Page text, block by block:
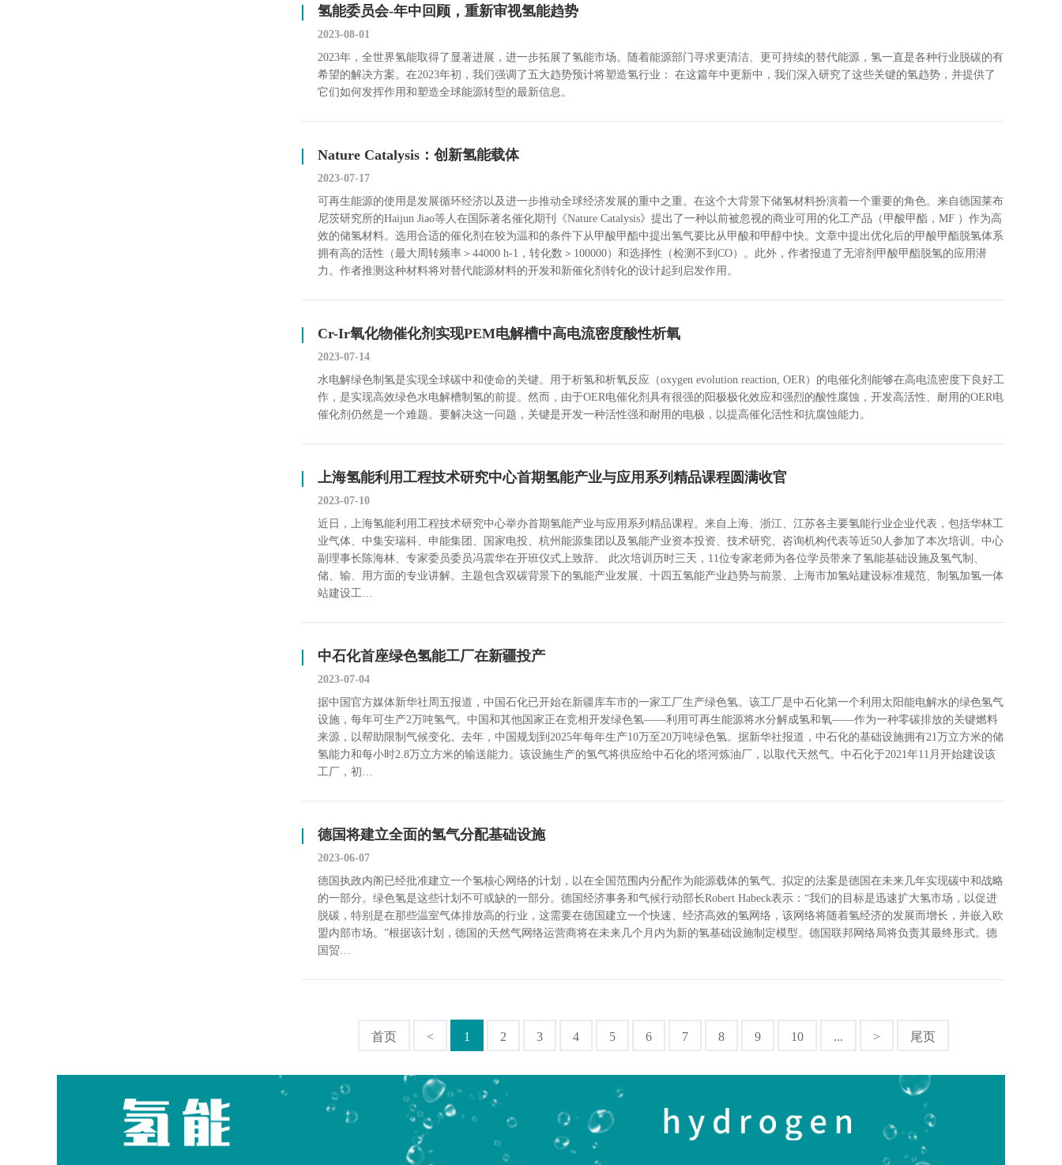
氢能委员会-年中回顾，重新审视氢能趋势
2023-08-01
2023年，全世界氢能取得了显著进展，进一步拓展了氢能市场。随着能源部门寻求更清洁、更可持续的替代能源，氢一直是各种行业脱碳的有
希望的解决方案。在2023年初，我们强调了五大趋势预计将塑造氢行业： 在这篇年中更新中，我们深入研究了这些关键的氢趋势，并提供了
它们如何发挥作用和塑造全球能源转型的最新信息。
Nature Catalysis：创新氢能载体
2023-07-17
可再生能源的使用是发展循环经济以及进一步推动全球经济发展的重中之重。在这个大背景下储氢材料扮演着一个重要的角色。来自德国莱布
尼茨研究所的Haijun Jiao等人在国际著名催化期刊《Nature Catalysis》提出了一种以前被忽视的商业可用的化工产品（甲酸甲酯，MF ）作为高
效的储氢材料。选用合适的催化剂在较为温和的条件下从甲酸甲酯中提出氢气要比从甲酸和甲醇中快。文章中提出优化后的甲酸甲酯脱氢体系
拥有高的活性（最大周转频率＞44000 h-1，转化数＞100000）和选择性（检测不到CO）。此外，作者报道了无溶剂甲酸甲酯脱氢的应用潜
力。作者推测这种材料将对替代能源材料的开发和新催化剂转化的设计起到启发作用。
Cr-Ir氧化物催化剂实现PEM电解槽中高电流密度酸性析氧
2023-07-14
水电解绿色制氢是实现全球碳中和使命的关键。用于析氢和析氧反应（oxygen evolution reaction, OER）的电催化剂能够在高电流密度下良好工
作，是实现高效绿色水电解槽制氢的前提。然而，由于OER电催化剂具有很强的阳极极化效应和强烈的酸性腐蚀，开发高活性、耐用的OER电
催化剂仍然是一个难题。要解决这一问题，关键是开发一种活性强和耐用的电极，以提高催化活性和抗腐蚀能力。
上海氢能利用工程技术研究中心首期氢能产业与应用系列精品课程圆满收官
2023-07-10
近日，上海氢能利用工程技术研究中心举办首期氢能产业与应用系列精品课程。来自上海、浙江、江苏各主要氢能行业企业代表，包括华林工
业气体、中集安瑞科、申能集团、国家电投、杭州能源集团以及氢能产业资本投资、技术研究、咨询机构代表等近50人参加了本次培训。中心
副理事长陈海林、专家委员委员冯震华在开班仪式上致辞。 此次培训历时三天，11位专家老师为各位学员带来了氢能基础设施及氢气制、
储、输、用方面的专业讲解。主题包含双碳背景下的氢能产业发展、十四五氢能产业趋势与前景、上海市加氢站建设标准规范、制氢加氢一体
站建设工…
中石化首座绿色氢能工厂在新疆投产
2023-07-04
据中国官方媒体新华社周五报道，中国石化已开始在新疆库车市的一家工厂生产绿色氢。该工厂是中石化第一个利用太阳能电解水的绿色氢气
设施，每年可生产2万吨氢气。中国和其他国家正在竞相开发绿色氢——利用可再生能源将水分解成氢和氧——作为一种零碳排放的关键燃料
来源，以帮助限制气候变化。去年，中国规划到2025年每年生产10万至20万吨绿色氢。据新华社报道，中石化的基础设施拥有21万立方米的储
氢能力和每小时2.8万立方米的输送能力。该设施生产的氢气将供应给中石化的塔河炼油厂，以取代天然气。中石化于2021年11月开始建设该
工厂，初…
德国将建立全面的氢气分配基础设施
2023-06-07
德国执政内阁已经批准建立一个氢核心网络的计划，以在全国范围内分配作为能源载体的氢气。拟定的法案是德国在未来几年实现碳中和战略
的一部分。绿色氢是这些计划不可或缺的一部分。德国经济事务和气候行动部长Robert Habeck表示：“我们的目标是迅速扩大氢市场，以促进
脱碳，特别是在那些温室气体排放高的行业，这需要在德国建立一个快速、经济高效的氢网络，该网络将随着氢经济的发展而增长，并嵌入欧
盟内部市场。”根据该计划，德国的天然气网络运营商将在未来几个月内为新的氢基础设施制定模型。德国联邦网络局将负责其最终形式。德
国贸…
首页 < 1 2 3 4 5 6 7 8 9 10 ... > 尾页